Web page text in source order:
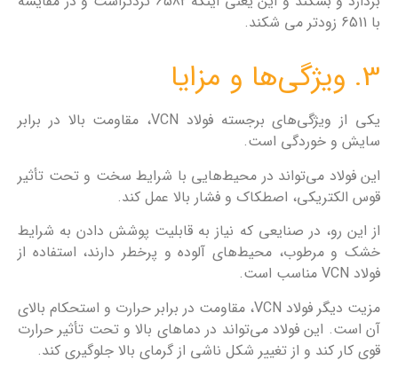
با 6511 زودتر می شكند.
3. ویژگی‌ها و مزایا
یکی از ویژگی‌های برجسته فولاد VCN، مقاومت بالا در برابر
سایش و خوردگی است.
این فولاد می‌تواند در محیط‌هایی با شرایط سخت و تحت تأثیر
قوس الکتریکی، اصطکاک و فشار بالا عمل کند.
از این رو، در صنایعی که نیاز به قابلیت پوشش دادن به شرایط
خشک و مرطوب، محیط‌های آلوده و پرخطر دارند، استفاده از
فولاد VCN مناسب است.
مزیت دیگر فولاد VCN، مقاومت در برابر حرارت و استحکام بالای
آن است. این فولاد می‌تواند در دماهای بالا و تحت تأثیر حرارت
قوی کار کند و از تغییر شکل ناشی از گرمای بالا جلوگیری کند.